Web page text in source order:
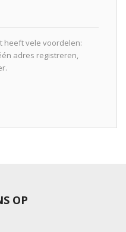
heeft vele voordelen:
adres registreren,
OP